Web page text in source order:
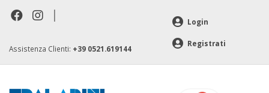
|
Assistenza Clienti: +39 0521.619144
Login
Registrati